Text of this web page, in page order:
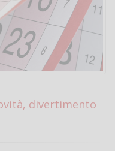
divertimento